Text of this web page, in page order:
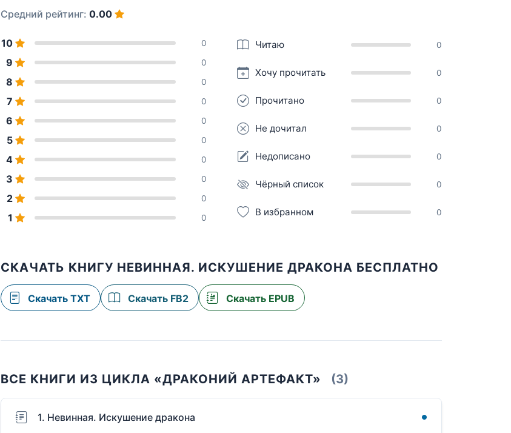
Средний рейтинг: 0.00
10 0
9 0
8 0
7 0
6 0
5 0
4 0
3 0
2 0
1 0
Читаю 0
Хочу прочитать 0
Прочитано 0
Не дочитал 0
Недописано 0
Чёрный список 0
В избранном 0
СКАЧАТЬ КНИГУ НЕВИННАЯ. ИСКУШЕНИЕ ДРАКОНА БЕСПЛАТНО
Скачать TXT Скачать FB2 Скачать EPUB
ВСЕ КНИГИ ИЗ ЦИКЛА «ДРАКОНИЙ АРТЕФАКТ» (3)
1. Невинная. Искушение дракона